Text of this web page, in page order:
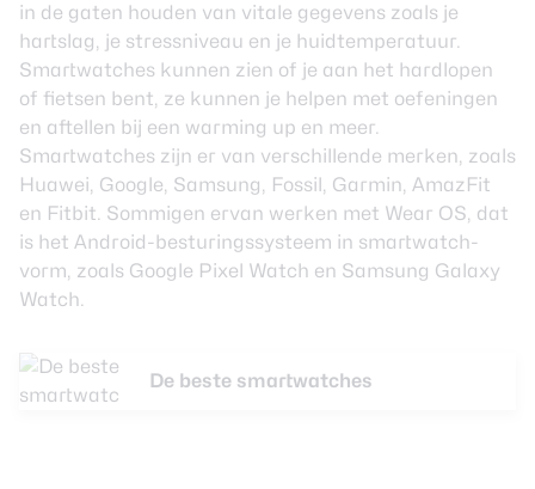
in de gaten houden van vitale gegevens zoals je
hartslag, je stressniveau en je huidtemperatuur.
Smartwatches kunnen zien of je aan het hardlopen
of fietsen bent, ze kunnen je helpen met oefeningen
en aftellen bij een warming up en meer.
Smartwatches zijn er van verschillende merken, zoals
Huawei, Google, Samsung, Fossil, Garmin, AmazFit
en Fitbit. Sommigen ervan werken met Wear OS, dat
is het Android-besturingssysteem in smartwatch-
vorm, zoals Google Pixel Watch en Samsung Galaxy
Watch.
De beste smartwatches